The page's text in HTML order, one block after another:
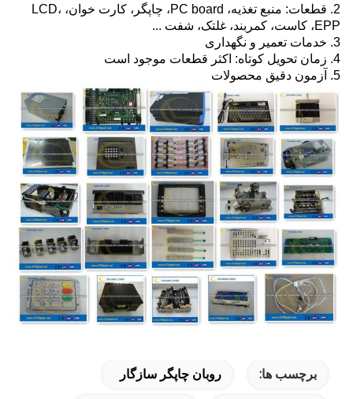
2. قطعات: منبع تغذیه، PC board، چاپگر، کارت خوان، LCD،
EPP، کاست، کمربند، غلتک، شفت ...
3. خدمات تعمیر و نگهداری
4. زمان تحویل کوتاه: اکثر قطعات موجود است
5. آزمون دقیق محصولات
برچسب ها:
روبان چاپگر سازگار